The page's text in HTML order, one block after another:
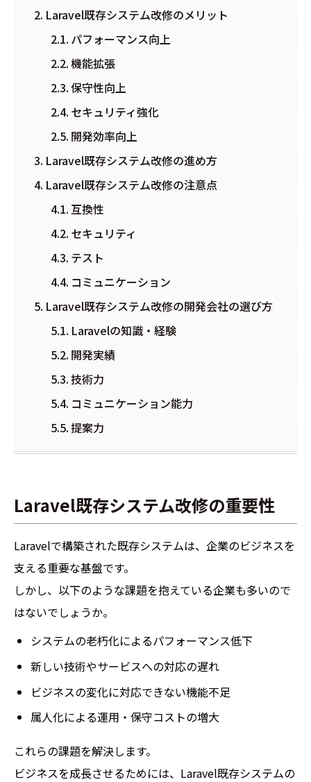
Laravel既存システム改修のメリット
パフォーマンス向上
機能拡張
保守性向上
セキュリティ強化
開発効率向上
Laravel既存システム改修の進め方
Laravel既存システム改修の注意点
互換性
セキュリティ
テスト
コミュニケーション
Laravel既存システム改修の開発会社の選び方
Laravelの知識・経験
開発実績
技術力
コミュニケーション能力
提案力
Laravel既存システム改修の重要性
Laravelで構築された既存システムは、企業のビジネスを
支える重要な基盤です。
しかし、以下のような課題を抱えている企業も多いので
はないでしょうか。
システムの老朽化によるパフォーマンス低下
新しい技術やサービスへの対応の遅れ
ビジネスの変化に対応できない機能不足
属人化による運用・保守コストの増大
これらの課題を解決します。
ビジネスを成長させるためには、Laravel既存システムの